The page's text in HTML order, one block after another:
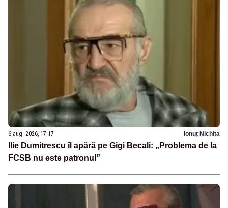
6 aug. 2026, 17:17 Ionuț Nichita
Ilie Dumitrescu îl apără pe Gigi Becali: „Problema de la
FCSB nu este patronul”